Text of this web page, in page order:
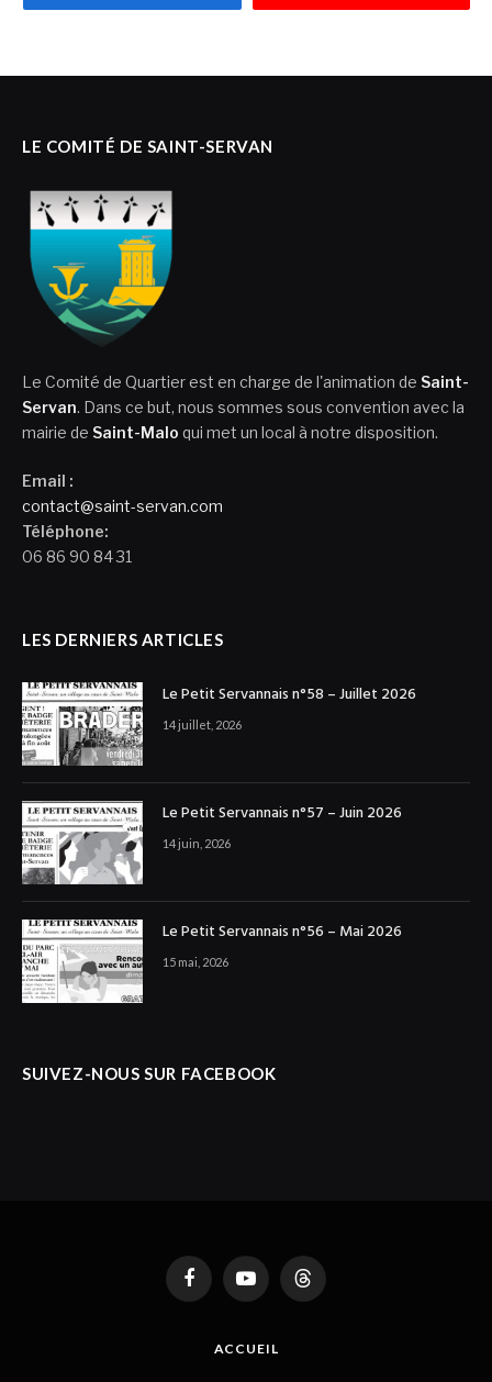
LE COMITÉ DE SAINT-SERVAN
Le Comité de Quartier est en charge de l'animation de Saint-
Servan. Dans ce but, nous sommes sous convention avec la
mairie de Saint-Malo qui met un local à notre disposition.
Email :
contact@saint-servan.com
Téléphone:
06 86 90 84 31
LES DERNIERS ARTICLES
Le Petit Servannais n°58 – Juillet 2026
14 juillet, 2026
Le Petit Servannais n°57 – Juin 2026
14 juin, 2026
Le Petit Servannais n°56 – Mai 2026
15 mai, 2026
SUIVEZ-NOUS SUR FACEBOOK
FacebookYouTubeThreads
ACCUEIL